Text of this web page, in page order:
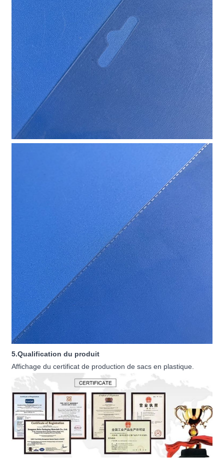
5.Qualification du produit
Affichage du certificat de production de sacs en plastique.